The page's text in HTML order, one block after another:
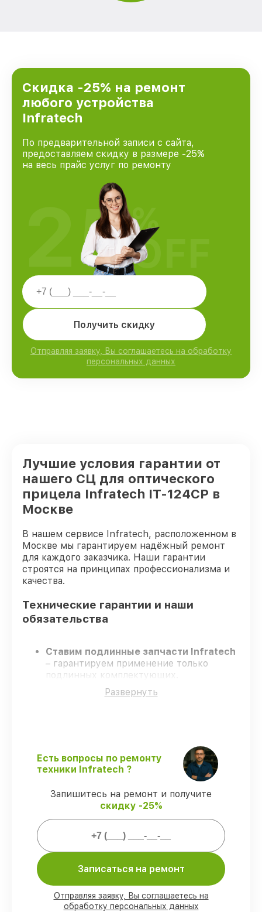
Скидка -25% на ремонт
любого устройства
Infratech
По предварительной записи с сайта,
предоставляем скидку в размере -25%
на весь прайс услуг по ремонту
Получить скидку
Отправляя заявку, Вы соглашаетесь на обработку
персональных данных
25%
OFF
Лучшие условия гарантии от
нашего СЦ для оптического
прицела Infratech IT-124CP в
Москве
В нашем сервисе Infratech, расположенном в
Москве мы гарантируем надёжный ремонт
для каждого заказчика. Наши гарантии
строятся на принципах профессионализма и
качества.
Технические гарантии и наши
обязательства
Ставим подлинные запчасти Infratech
– гарантируем применение только
подлинных комплектующих.
Опытные мастера
отбор, что обеспечивает надёжную
Поддержка после ремонта – все
ремонтные услуги и комплектующие
защищены сервисной гарантией.
Мы гарантируем:
80%
работ закрываем с возможностью
комплектующих Infratech есть в
наличии в мастерской или на складе в
Москве, остальные поступают
оперативно
Развернуть
Есть вопросы по ремонту
техники Infratech ?
Запишитесь на ремонт и получите
скидку -25%
Записаться на ремонт
Отправляя заявку, Вы соглашаетесь на
обработку персональных данных